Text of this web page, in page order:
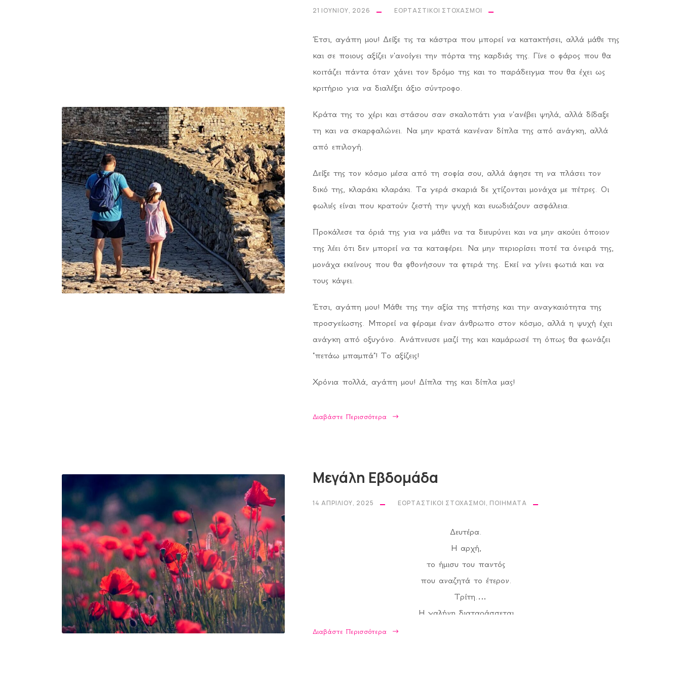
21 ΙΟΥΝΊΟΥ, 2026 ΕΟΡΤΑΣΤΙΚΟΊ ΣΤΟΧΑΣΜΟΊ
Έτσι, αγάπη μου! Δείξε τις τα κάστρα που μπορεί να κατακτήσει, αλλά μάθε της
και σε ποιους αξίζει ν'ανοίγει την πόρτα της καρδιάς της. Γίνε ο φάρος που θα
κοιτάζει πάντα όταν χάνει τον δρόμο της και το παράδειγμα που θα έχει ως
κριτήριο για να διαλέξει άξιο σύντροφο.
Κράτα της το χέρι και στάσου σαν σκαλοπάτι για ν'ανέβει ψηλά, αλλά δίδαξε
τη και να σκαρφαλώνει. Να μην κρατά κανέναν δίπλα της από ανάγκη, αλλά
από επιλογή.
Δείξε της τον κόσμο μέσα από τη σοφία σου, αλλά άφησε τη να πλάσει τον
δικό της, κλαράκι κλαράκι. Τα γερά σκαριά δε χτίζονται μονάχα με πέτρες. Οι
φωλιές είναι που κρατούν ζεστή την ψυχή και ευωδιάζουν ασφάλεια.
Προκάλεσε τα όριά της για να μάθει να τα διευρύνει και να μην ακούει όποιον
της λέει ότι δεν μπορεί να τα καταφέρει. Να μην περιορίσει ποτέ τα όνειρά της,
μονάχα εκείνους που θα φθονήσουν τα φτερά της. Εκεί να γίνει φωτιά και να
τους κάψει.
Έτσι, αγάπη μου! Μάθε της την αξία της πτήσης και την αναγκαιότητα της
προσγείωσης. Μπορεί να φέραμε έναν άνθρωπο στον κόσμο, αλλά η ψυχή έχει
ανάγκη από οξυγόνο. Ανάπνευσε μαζί της και καμάρωσέ τη όπως θα φωνάζει
"πετάω μπαμπά"! Το αξίζεις!
Χρόνια πολλά, αγάπη μου! Δίπλα της και δίπλα μας!
Διαβάστε Περισσότερα
Μεγάλη Εβδομάδα
14 ΑΠΡΙΛΊΟΥ, 2025 ΕΟΡΤΑΣΤΙΚΟΊ ΣΤΟΧΑΣΜΟΊ, ΠΟΙΉΜΑΤΑ
Δευτέρα.
Η αρχή,
το ήμισυ του παντός
που αναζητά το έτερον.
Τρίτη.
Η γαλήνη διαταράσσεται
Διαβάστε Περισσότερα